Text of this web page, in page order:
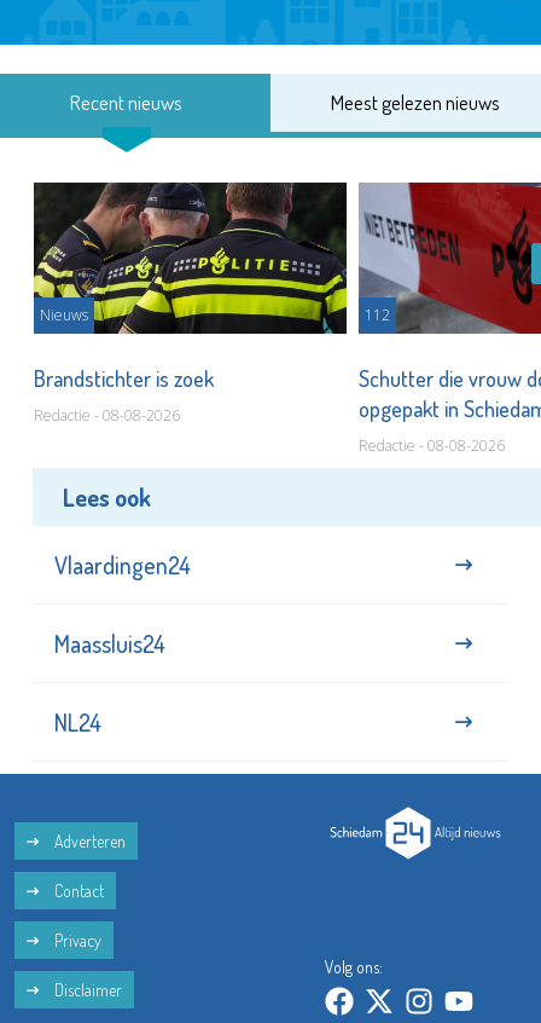
Recent nieuws Meest gelezen nieuws
Nieuws
Brandstichter is zoek
Redactie - 08-08-2026
112
Schutter die vrouw
opgepakt in
Redactie - 08-08-2026
Lees ook
Vlaardingen24
Maassluis24
NL24
Adverteren
Contact
Privacy
Disclaimer
Volg ons: